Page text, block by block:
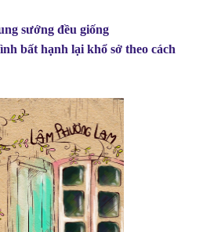
sướng đều giống
bất hạnh lại khổ sở theo cách